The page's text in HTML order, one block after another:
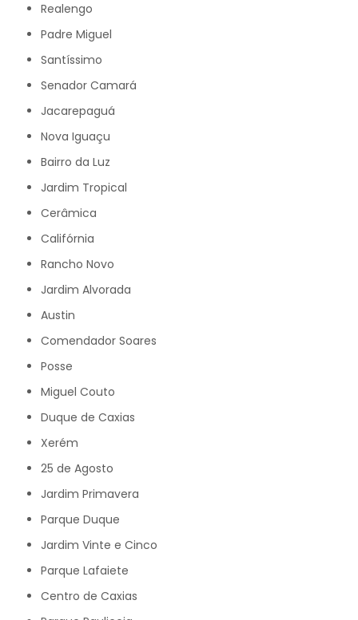
Realengo
Padre Miguel
Santíssimo
Senador Camará
Jacarepaguá
Nova Iguaçu
Bairro da Luz
Jardim Tropical
Cerâmica
Califórnia
Rancho Novo
Jardim Alvorada
Austin
Comendador Soares
Posse
Miguel Couto
Duque de Caxias
Xerém
25 de Agosto
Jardim Primavera
Parque Duque
Jardim Vinte e Cinco
Parque Lafaiete
Centro de Caxias